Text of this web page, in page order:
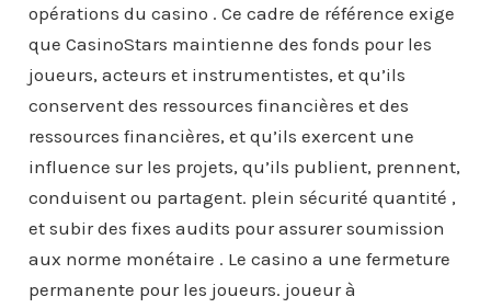
opérations du casino . Ce cadre de référence exige
que CasinoStars maintienne des fonds pour les
joueurs, acteurs et instrumentistes, et qu’ils
conservent des ressources financières et des
ressources financières, et qu’ils exercent une
influence sur les projets, qu’ils publient, prennent,
conduisent ou partagent. plein sécurité quantité ,
et subir des fixes audits pour assurer soumission
aux norme monétaire . Le casino a une fermeture
permanente pour les joueurs. joueur à